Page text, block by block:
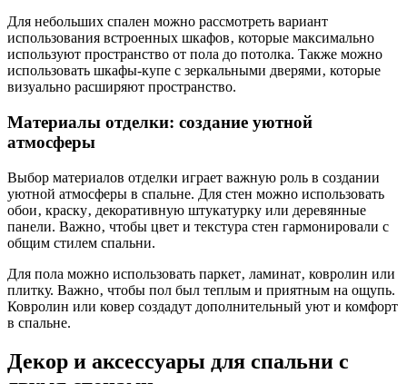
Для небольших спален можно рассмотреть вариант
использования встроенных шкафов‚ которые максимально
используют пространство от пола до потолка. Также можно
использовать шкафы-купе с зеркальными дверями‚ которые
визуально расширяют пространство.
Материалы отделки: создание уютной
атмосферы
Выбор материалов отделки играет важную роль в создании
уютной атмосферы в спальне. Для стен можно использовать
обои‚ краску‚ декоративную штукатурку или деревянные
панели. Важно‚ чтобы цвет и текстура стен гармонировали с
общим стилем спальни.
Для пола можно использовать паркет‚ ламинат‚ ковролин или
плитку. Важно‚ чтобы пол был теплым и приятным на ощупь.
Ковролин или ковер создадут дополнительный уют и комфорт
в спальне.
Декор и аксессуары для спальни с